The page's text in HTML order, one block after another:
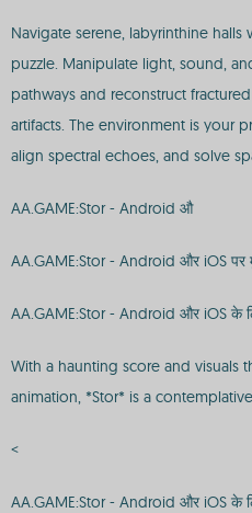
Navigate serene, labyrinthine halls
puzzle. Manipulate light, sound,
pathways and reconstruct
artifacts. The environment is your
align spectral echoes, and solve
AA.GAME:Stor - Android औ
AA.GAME:Stor - Android और iOS पर
AA.GAME:Stor - Android और iOS के
With a haunting score and visuals
animation, *Stor* is a
<
AA.GAME:Stor - Android और iOS के